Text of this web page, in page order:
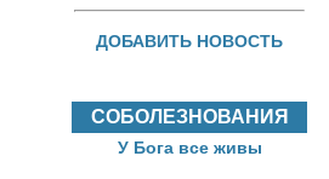
ДОБАВИТЬ НОВОСТЬ
СОБОЛЕЗНОВАНИЯ
У Бога все живы